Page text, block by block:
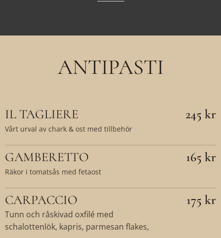
ANTIPASTI
IL TAGLIERE
Vårt urval av chark & ost med tillbehör
245 kr
GAMBERETTO
Räkor i tomatsås med fetaost
165 kr
CARPACCIO
Tunn och råskivad oxfilé med
schalottenlök, kapris, parmesan flakes,
175 kr